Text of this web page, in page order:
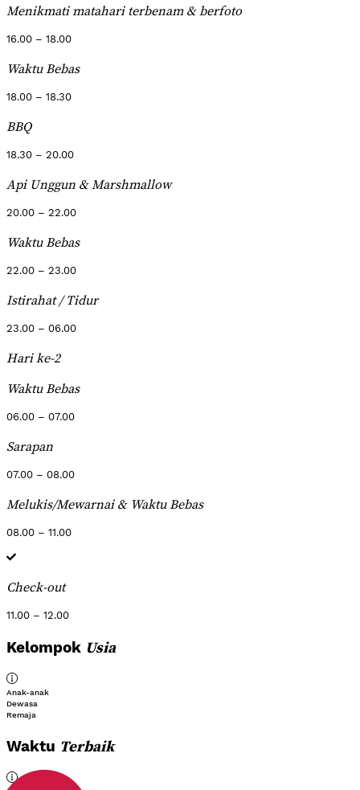
Menikmati matahari terbenam & berfoto
16.00 – 18.00
Waktu Bebas
18.00 – 18.30
BBQ
18.30 – 20.00
Api Unggun & Marshmallow
20.00 – 22.00
Waktu Bebas
22.00 – 23.00
Istirahat / Tidur
23.00 – 06.00
Hari ke-2
Waktu Bebas
06.00 – 07.00
Sarapan
07.00 – 08.00
Melukis/Mewarnai & Waktu Bebas
08.00 – 11.00
Check-out
11.00 – 12.00
Kelompok Usia
Anak-anak
Dewasa
Remaja
Waktu Terbaik